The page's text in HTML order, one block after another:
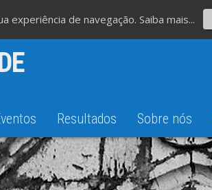
Resultados Sobre nós
experiência de navegação. Saiba mais...